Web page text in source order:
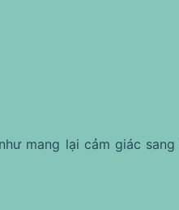
mang lại cảm giác